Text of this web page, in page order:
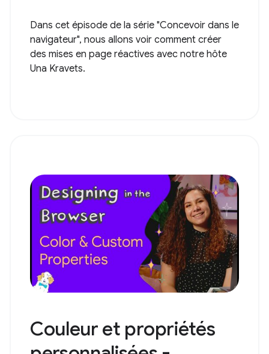
Dans cet épisode de la série "Concevoir dans le
navigateur", nous allons voir comment créer
des mises en page réactives avec notre hôte
Una Kravets.
Couleur et propriétés